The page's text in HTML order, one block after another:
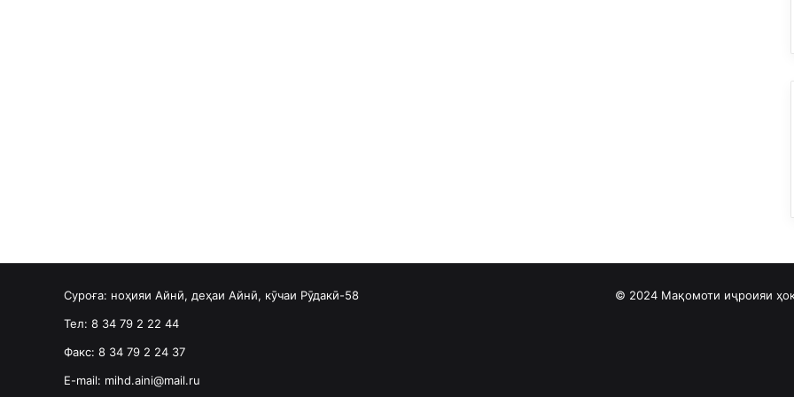
Суроға: ноҳияи Айнӣ, деҳаи Айнӣ, кӯчаи Рӯдакӣ-58
Тел: 8 34 79 2 22 44
Факс: 8 34 79 2 24 37
E-mail: mihd.aini@mail.ru
© 2024 Мақомоти иҷроияи